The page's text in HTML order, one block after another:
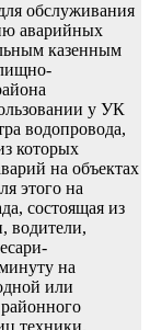
обслуживания
аварийных
казенным
у УК
водопровода,
которых
на объектах
этого на
состоящая из
водители,
на
или
техники,